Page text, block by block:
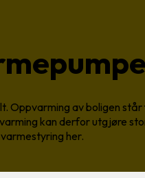
Oppvarming av boligen
kan derfor utgjøre
her.